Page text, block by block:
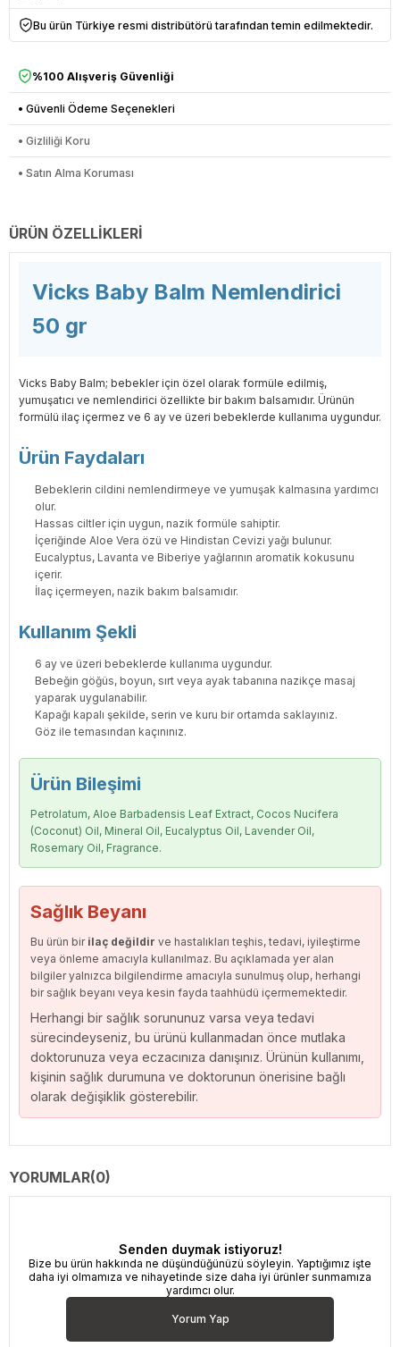
Bu ürün Türkiye resmi distribütörü tarafından temin edilmektedir.
%100 Alışveriş Güvenliği
• Güvenli Ödeme Seçenekleri
• Gizliliği Koru
• Satın Alma Koruması
ÜRÜN ÖZELLIKLERI
Vicks Baby Balm Nemlendirici
50 gr
Vicks Baby Balm; bebekler için özel olarak formüle edilmiş,
yumuşatıcı ve nemlendirici özellikte bir bakım balsamıdır. Ürünün
formülü ilaç içermez ve 6 ay ve üzeri bebeklerde kullanıma uygundur.
Ürün Faydaları
Bebeklerin cildini nemlendirmeye ve yumuşak kalmasına yardımcı
olur.
Hassas ciltler için uygun, nazik formüle sahiptir.
İçeriğinde Aloe Vera özü ve Hindistan Cevizi yağı bulunur.
Eucalyptus, Lavanta ve Biberiye yağlarının aromatik kokusunu
içerir.
İlaç içermeyen, nazik bakım balsamıdır.
Kullanım Şekli
6 ay ve üzeri bebeklerde kullanıma uygundur.
Bebeğin göğüs, boyun, sırt veya ayak tabanına nazikçe masaj
yaparak uygulanabilir.
Kapağı kapalı şekilde, serin ve kuru bir ortamda saklayınız.
Göz ile temasından kaçınınız.
Ürün Bileşimi
Petrolatum, Aloe Barbadensis Leaf Extract, Cocos Nucifera
(Coconut) Oil, Mineral Oil, Eucalyptus Oil, Lavender Oil,
Rosemary Oil, Fragrance.
Sağlık Beyanı
Bu ürün bir ilaç değildir ve hastalıkları teşhis, tedavi, iyileştirme
veya önleme amacıyla kullanılmaz. Bu açıklamada yer alan
bilgiler yalnızca bilgilendirme amacıyla sunulmuş olup, herhangi
bir sağlık beyanı veya kesin fayda taahhüdü içermemektedir.
Herhangi bir sağlık sorununuz varsa veya tedavi
sürecindeyseniz, bu ürünü kullanmadan önce mutlaka
doktorunuza veya eczacınıza danışınız. Ürünün kullanımı,
kişinin sağlık durumuna ve doktorunun önerisine bağlı
olarak değişiklik gösterebilir.
YORUMLAR(0)
Senden duymak istiyoruz!
Bize bu ürün hakkında ne düşündüğünüzü söyleyin. Yaptığımız işte
daha iyi olmamıza ve nihayetinde size daha iyi ürünler sunmamıza
yardımcı olur.
Yorum Yap